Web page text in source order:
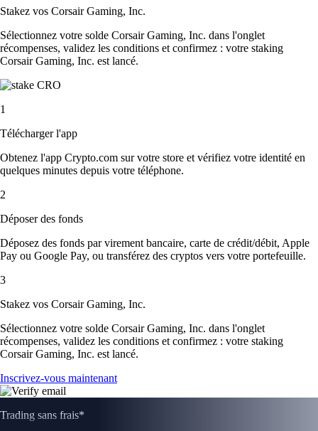
Stakez vos Corsair Gaming, Inc.
Sélectionnez votre solde Corsair Gaming, Inc. dans l'onglet
récompenses, validez les conditions et confirmez : votre staking
Corsair Gaming, Inc. est lancé.
1
Télécharger l'app
Obtenez l'app Crypto.com sur votre store et vérifiez votre identité en
quelques minutes depuis votre téléphone.
2
Déposer des fonds
Déposez des fonds par virement bancaire, carte de crédit/débit, Apple
Pay ou Google Pay, ou transférez des cryptos vers votre portefeuille.
3
Stakez vos Corsair Gaming, Inc.
Sélectionnez votre solde Corsair Gaming, Inc. dans l'onglet
récompenses, validez les conditions et confirmez : votre staking
Corsair Gaming, Inc. est lancé.
Inscrivez-vous maintenant
Trading sans frais*